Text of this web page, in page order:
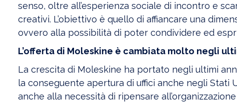
senso, oltre all’esperienza sociale di incontro e
creativi. L’obiettivo è quello di affiancare una
ovvero alla possibilità di poter condividere ed
L’offerta di Moleskine è cambiata molto negli
La crescita di Moleskine ha portato negli ultimi
la conseguente apertura di uffici anche negli Stati
anche alla necessità di ripensare